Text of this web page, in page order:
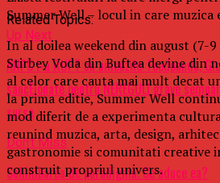
Related Topics:
Up Next
ANPC i-a RUPT cu amenzile: Foodpanda,
sancÈionate pentru NEREGULI grave
surse
Don't Miss
Schimbarea de paradigmă. Ce aduce ea?
Summer Well – locul in care
In al doilea weekend din august (7-
Stirbey Voda din Buftea devine din
al celor care cauta mai mult decat
la prima editie, Summer Well
mod diferit de a experimenta
reunind muzica, arta, design,
gastronomie si comunitati creative
construit propriul univers.